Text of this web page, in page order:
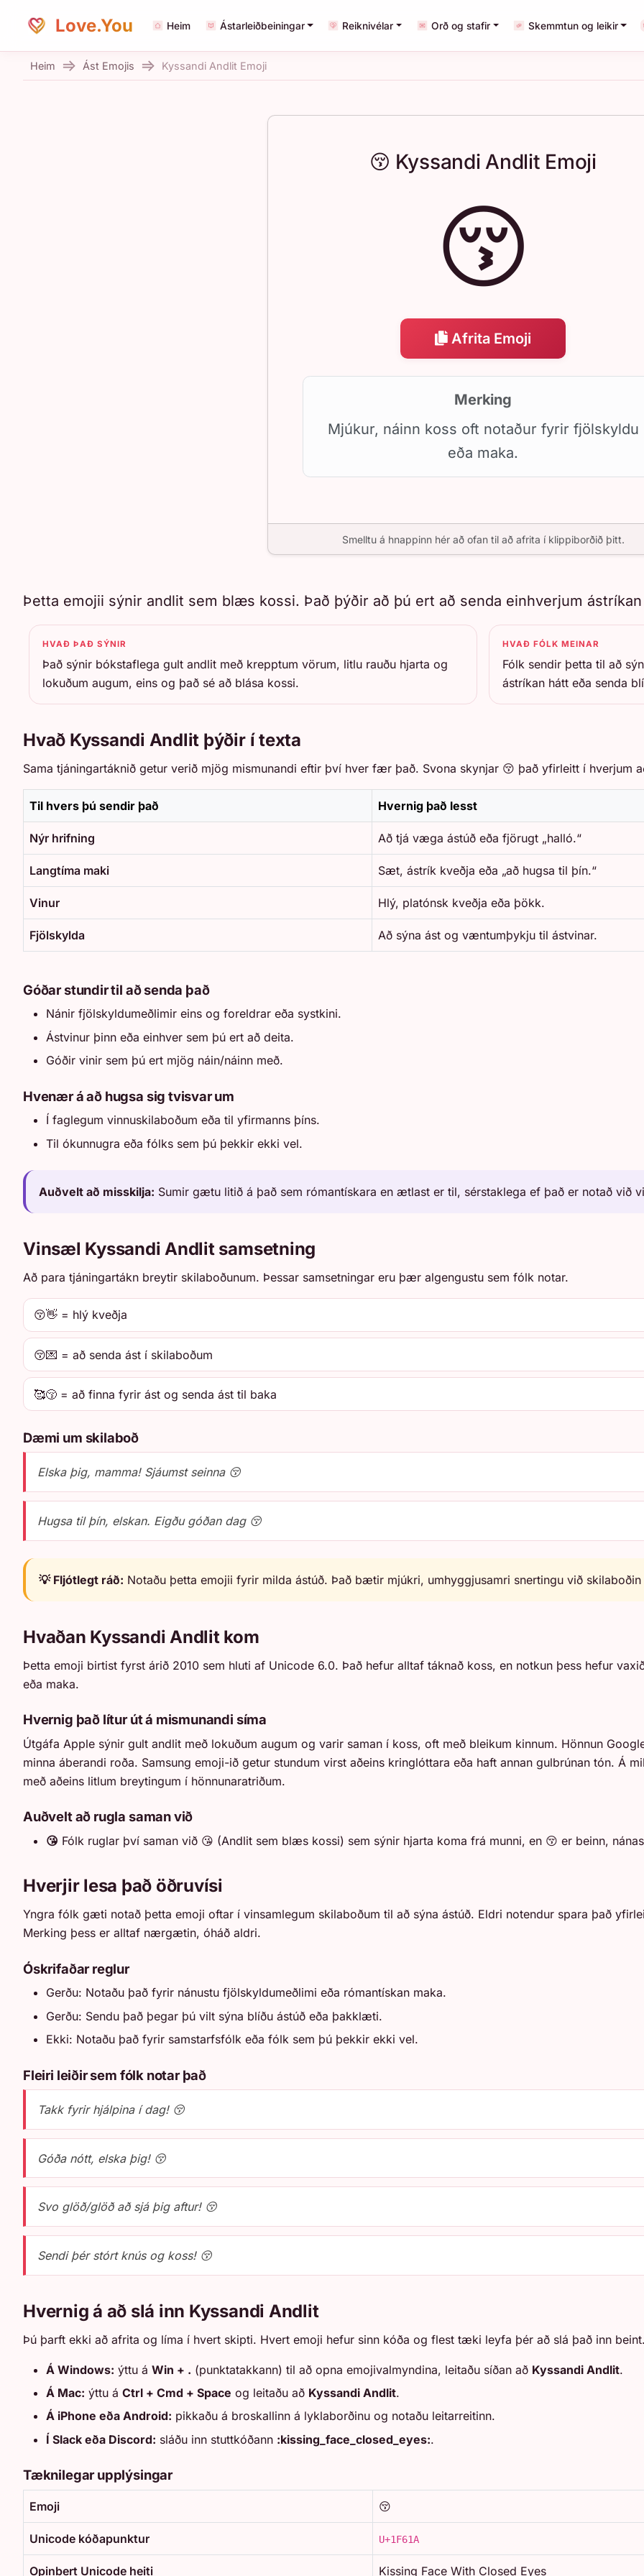
Love.You Heim Ástarleiðbeiningar Reiknivélar Orð og stafir Skemmtun og leikir
Heim Ást Emojis Kyssandi Andlit Emoji
😚 Kyssandi Andlit Emoji
😚
Afrita Emoji
Merking
Mjúkur, náinn koss oft notaður fyrir fjölskyldu
eða maka.
Smelltu á hnappinn hér að ofan til að afrita í klippiborðið þitt.
Þetta emojii sýnir andlit sem blæs kossi. Það þýðir að þú ert að senda einhverjum
HVAÐ ÞAÐ SÝNIR
Það sýnir bókstaflega gult andlit með krepptum vörum, litlu rauðu hjarta og
lokuðum augum, eins og það sé að blása kossi.
HVAÐ FÓLK MEINAR
Fólk sendir þetta til að
ástríkan hátt eða senda
Hvað Kyssandi Andlit þýðir í texta
Sama tjáningartáknið getur verið mjög mismunandi eftir því hver fær það. Svona skynjar 😚 það yfirleitt í hverjum
Til hvers þú sendir það Hvernig það lesst
Nýr hrifning Að tjá væga ástúð eða fjörugt „halló.“
Langtíma maki Sæt, ástrík kveðja eða „að hugsa til þín.“
Vinur Hlý, platónsk kveðja eða þökk.
Fjölskylda Að sýna ást og væntumþykju til ástvinar.
Góðar stundir til að senda það
Nánir fjölskyldumeðlimir eins og foreldrar eða systkini.
Ástvinur þinn eða einhver sem þú ert að deita.
Góðir vinir sem þú ert mjög náin/náinn með.
Hvenær á að hugsa sig tvisvar um
Í faglegum vinnuskilaboðum eða til yfirmanns þíns.
Til ókunnugra eða fólks sem þú þekkir ekki vel.
Auðvelt að misskilja: Sumir gætu litið á það sem rómantískara en ætlast er til, sérstaklega ef það er notað við
Vinsæl Kyssandi Andlit samsetning
Að para tjáningartákn breytir skilaboðunum. Þessar samsetningar eru þær algengustu sem fólk notar.
😚👋 = hlý kveðja
😚💌 = að senda ást í skilaboðum
🥰😚 = að finna fyrir ást og senda ást til baka
Dæmi um skilaboð
Elska þig, mamma! Sjáumst seinna 😚
Hugsa til þín, elskan. Eigðu góðan dag 😚
💡 Fljótlegt ráð: Notaðu þetta emojii fyrir milda ástúð. Það bætir mjúkri, umhyggjusamri snertingu við
Hvaðan Kyssandi Andlit kom
Þetta emoji birtist fyrst árið 2010 sem hluti af Unicode 6.0. Það hefur alltaf táknað koss, en notkun þess hefur
eða maka.
Hvernig það lítur út á mismunandi síma
Útgáfa Apple sýnir gult andlit með lokuðum augum og varir saman í koss, oft með bleikum kinnum. Hönnun
minna áberandi roða. Samsung emoji-ið getur stundum virst aðeins kringlóttara eða haft annan gulbrúnan tón. Á
með aðeins litlum breytingum í hönnunaratriðum.
Auðvelt að rugla saman við
😘 Fólk ruglar því saman við 😘 (Andlit sem blæs kossi) sem sýnir hjarta koma frá munni, en 😚 er beinn,
Hverjir lesa það öðruvísi
Yngra fólk gæti notað þetta emoji oftar í vinsamlegum skilaboðum til að sýna ástúð. Eldri notendur spara það
Merking þess er alltaf nærgætin, óháð aldri.
Óskrifaðar reglur
Gerðu: Notaðu það fyrir nánustu fjölskyldumeðlimi eða rómantískan maka.
Gerðu: Sendu það þegar þú vilt sýna blíðu ástúð eða þakklæti.
Ekki: Notaðu það fyrir samstarfsfólk eða fólk sem þú þekkir ekki vel.
Fleiri leiðir sem fólk notar það
Takk fyrir hjálpina í dag! 😚
Góða nótt, elska þig! 😚
Svo glöð/glöð að sjá þig aftur! 😚
Sendi þér stórt knús og koss! 😚
Hvernig á að slá inn Kyssandi Andlit
Þú þarft ekki að afrita og líma í hvert skipti. Hvert emoji hefur sinn kóða og flest tæki leyfa þér að slá það inn
Á Windows: ýttu á Win + . (punktatakkann) til að opna emojivalmyndina, leitaðu síðan að Kyssandi Andlit.
Á Mac: ýttu á Ctrl + Cmd + Space og leitaðu að Kyssandi Andlit.
Á iPhone eða Android: pikkaðu á broskallinn á lyklaborðinu og notaðu leitarreitinn.
Í Slack eða Discord: sláðu inn stuttkóðann :kissing_face_closed_eyes:.
Tæknilegar upplýsingar
Emoji 😚
Unicode kóðapunktur U+1F61A
Opinbert Unicode heiti Kissing Face With Closed Eyes